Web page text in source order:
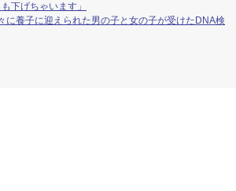
下げちゃいます」
に養子に迎えられた男の子と女の子が受けたDNA検